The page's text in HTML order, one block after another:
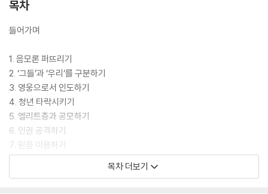
목차
들어가며
1. 음모론 퍼뜨리기
2. ‘그들’과 ‘우리’를 구분하기
3. 영웅으로서 인도하기
4. 청년 타락시키기
5. 엘리트층과 공모하기
6. 인권 공격하기
7. 믿음 이용하기
8. 적 평가하기
목차 더보기